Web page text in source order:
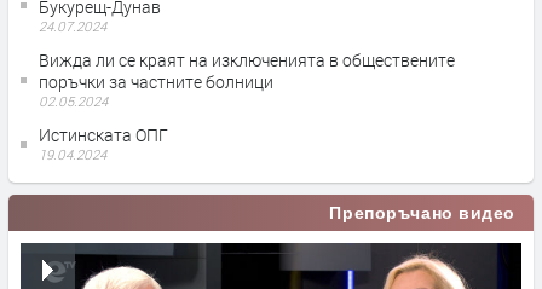
Букурещ-Дунав
24.07.2024
Вижда ли се краят на изключенията в обществените
поръчки за частните болници
02.05.2024
Истинската ОПГ
19.04.2024
Препоръчано видео